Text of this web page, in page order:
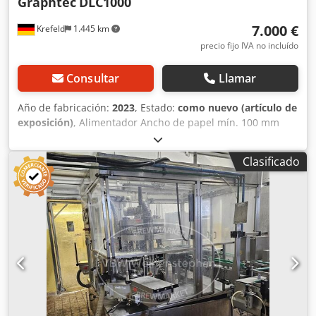
Krefeld 1.445 km 7.000 €
precio fijo IVA no incluído
Consultar Llamar
Año de fabricación: 2023, Estado: como nuevo (artículo de
exposición), Alimentador Ancho de papel mín. 100 mm
máx. 216 mm Tamaño de página mín. 76,2 mm máx. 254
mm * Máx. 1200 mm en modo secuencial Diámetro del
papel máx. 254 mm Núcleo máx. 76 mm Peso del material
máx. 10 kg Laminador Anchura del material Mín. 80 mm
Máx. 195 mm Longitud máx. del soporte 200 m o 210 mm
Diámetro exterior Diámetro interior máx. 76 mm Diámetro
exterior máx. del soporte: 200 mm Interior máx.: 25,4 mm
Peso máx. del material: 8 kg Cortador Sistema gate cut con
plotter de corte Motor Servomotor digital Fuerza de corte
20 - 300 gf en 31 pasos Máx. Rango de corte Sin marca R.:
203 mm x 300 mm Marca R.: 186 mm x 1200 mm Velocidad
máx. de corte Velocidad de corte 600 mm / s Datos
Clasificado